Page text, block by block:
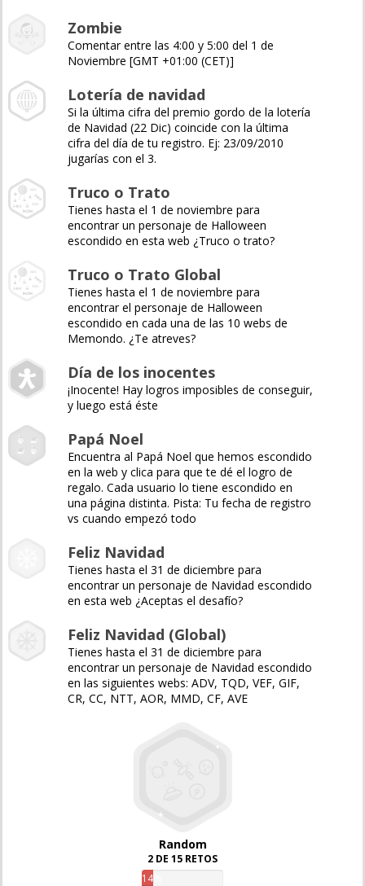
Zombie
Comentar entre las 4:00 y 5:00 del 1 de
Noviembre [GMT +01:00 (CET)]
Lotería de navidad
Si la última cifra del premio gordo de la lotería
de Navidad (22 Dic) coincide con la última
cifra del día de tu registro. Ej: 23/09/2010
jugarías con el 3.
Truco o Trato
Tienes hasta el 1 de noviembre para
encontrar un personaje de Halloween
escondido en esta web ¿Truco o trato?
Truco o Trato Global
Tienes hasta el 1 de noviembre para
encontrar el personaje de Halloween
escondido en cada una de las 10 webs de
Memondo. ¿Te atreves?
Día de los inocentes
¡Inocente! Hay logros imposibles de conseguir,
y luego está éste
Papá Noel
Encuentra al Papá Noel que hemos escondido
en la web y clica para que te dé el logro de
regalo. Cada usuario lo tiene escondido en
una página distinta. Pista: Tu fecha de registro
vs cuando empezó todo
Feliz Navidad
Tienes hasta el 31 de diciembre para
encontrar un personaje de Navidad escondido
en esta web ¿Aceptas el desafío?
Feliz Navidad (Global)
Tienes hasta el 31 de diciembre para
encontrar un personaje de Navidad escondido
en las siguientes webs: ADV, TQD, VEF, GIF,
CR, CC, NTT, AOR, MMD, CF, AVE
Random
2 DE 15 RETOS
14%